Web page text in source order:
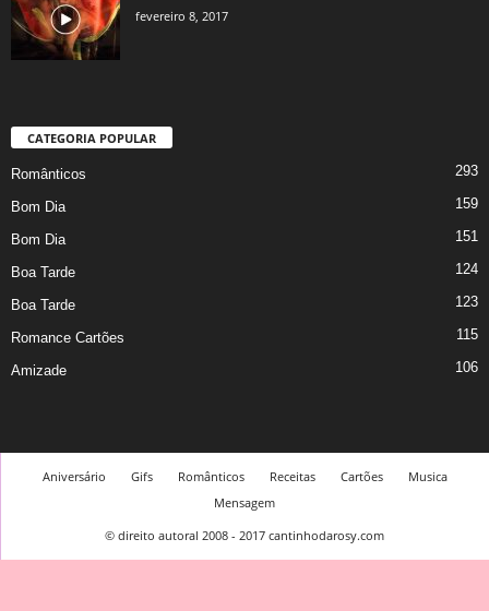
fevereiro 8, 2017
CATEGORIA POPULAR
Românticos 293
Bom Dia 159
Bom Dia 151
Boa Tarde 124
Boa Tarde 123
Romance Cartões 115
Amizade 106
Aniversário Gifs Românticos Receitas Cartões
Musica
Mensagem
© direito autoral 2008 - 2017 cantinhodarosy.com